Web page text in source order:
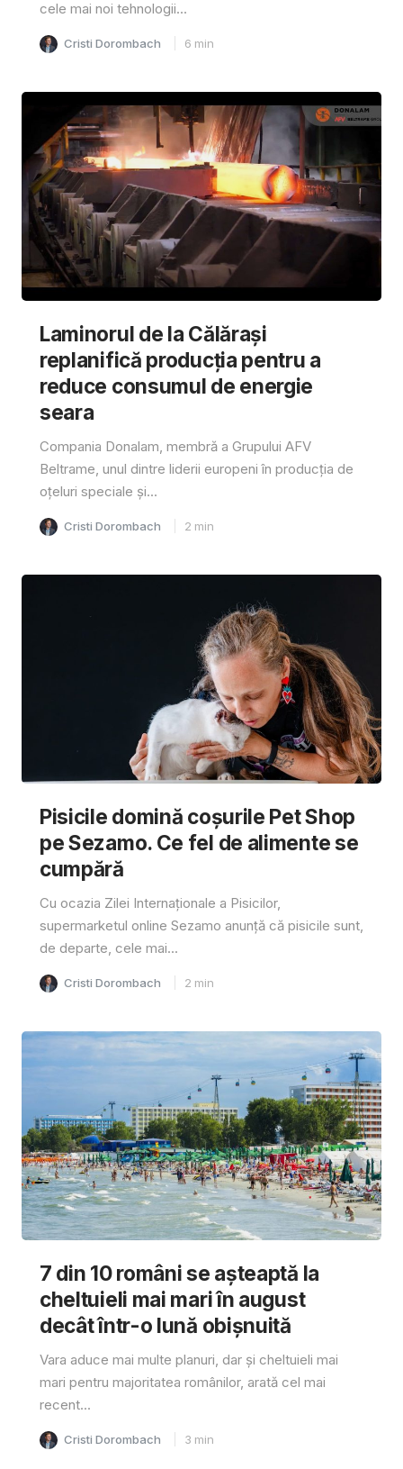
cele mai noi tehnologii...
Cristi Dorombach 6 min
Laminorul de la Călărași
replanifică producția pentru a
reduce consumul de energie
seara
Compania Donalam, membră a Grupului AFV
Beltrame, unul dintre liderii europeni în producția de
oțeluri speciale și...
Cristi Dorombach 2 min
Pisicile domină coșurile Pet Shop
pe Sezamo. Ce fel de alimente se
cumpără
Cu ocazia Zilei Internaționale a Pisicilor,
supermarketul online Sezamo anunță că pisicile sunt,
de departe, cele mai...
Cristi Dorombach 2 min
7 din 10 români se așteaptă la
cheltuieli mai mari în august
decât într-o lună obișnuită
Vara aduce mai multe planuri, dar și cheltuieli mai
mari pentru majoritatea românilor, arată cel mai
recent...
Cristi Dorombach 3 min